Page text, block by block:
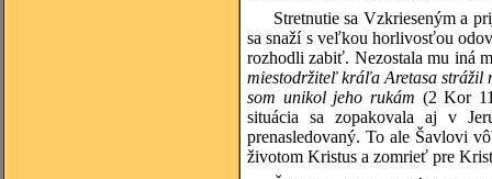
Stretnutie sa Vzkrieseným a
sa snaží s veľkou horlivosťou
rozhodli zabiť. Nezostala mu iná
miestodržiteľ kráľa Aretasa strážil
som unikol jeho rukám (2 Kor
situácia sa zopakovala aj v
prenasledovaný. To ale Šavlovi
životom Kristus a zomrieť pre